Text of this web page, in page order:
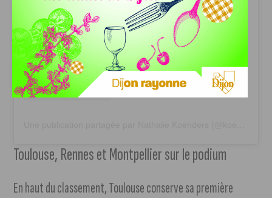
Toulouse, Rennes et Montpellier sur le podium
En haut du classement, Toulouse conserve sa première